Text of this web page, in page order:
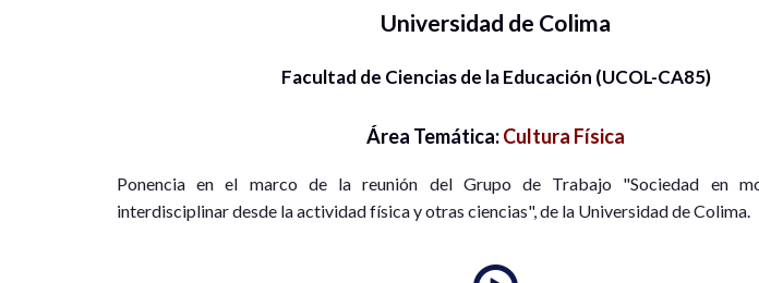
Universidad de Colima
Facultad de Ciencias de la Educación (UCOL-CA85)
Área Temática:Cultura Física
Ponencia en el marco de la reunión del Grupo de Trabajo "Sociedad en
interdisciplinar desde la actividad física y otras ciencias", de la Universidad de Colima.